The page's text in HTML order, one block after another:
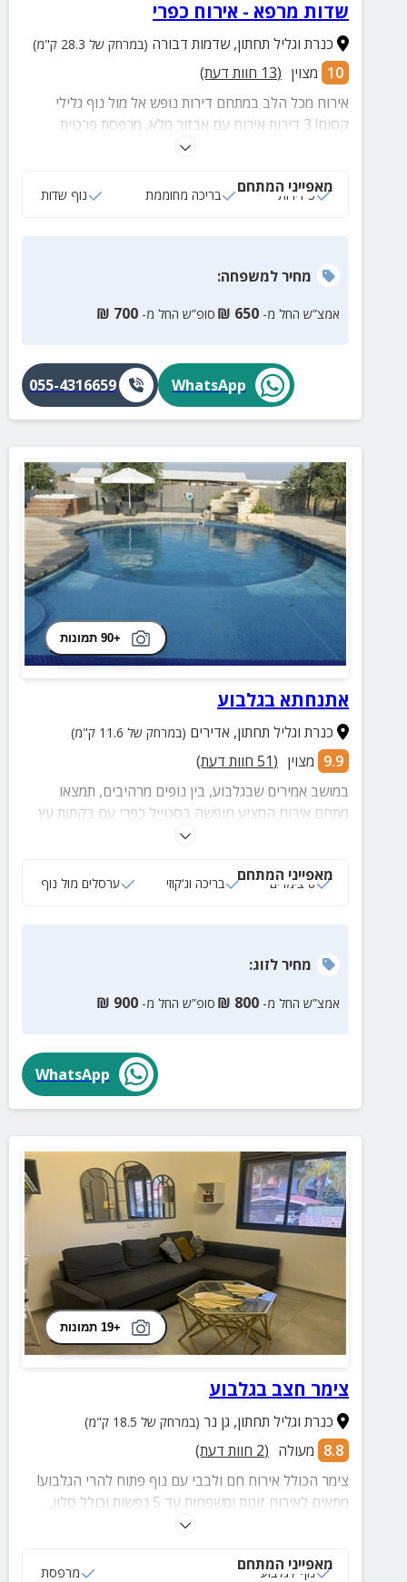
שדות מרפא - אירוח כפרי
כנרת וגליל תחתון,שדמות דבורה (במרחק של 28.3 ק"מ)
10 מצוין (
13 חוות דעת)
אירוח מכל הלב במתחם דירות נופש אל מול נוף גלילי
קסום! 3 דירות אירוח עם אבזור מלא, מרפסת פרטית
ומתחם חוץ עם בריכה מגודרת, ריהוט גן, מיטות שיזוף,
מאפייני המתחם
3 דירות בריכה מחוממת נוף שדות
מחירלמשפחה:
אמצ”ש החל מ- 650
₪ סופ”ש החל מ- 700
₪
WhatsApp
055-4316659
+90 תמונות
אתנחתא בגלבוע
כנרת וגליל תחתון, אדירים (במרחק של 11.6 ק"מ)
9.9 מצוין (
51 חוות דעת)
במושב אמירים שבגלבוע, בין נופים מרהיבים, תמצאו
מתחם אירוח המציע חופשה בסטייל כפרי עם בקתות עץ
מוקפדות, חצר גדולה עם בריכה גדולה וצוננת, עמדת
מאפייני המתחם
8 צימרים בריכה וג‘קוזי ערסלים מול נוף
מחירלזוג:
אמצ”ש החל מ- 800
₪ סופ”ש החל מ- 900
₪
WhatsApp
+19 תמונות
צימר חצב בגלבוע
כנרת וגליל תחתון, גן נר (במרחק של 18.5 ק"מ)
8.8 מעולה (
2 חוות דעת)
צימר הכולל אירוח חם ולבבי עם נוף פתוח להרי הגלבוע!
מתאים לאירוח זוגות ומשפחות עד 5 נפשות וכולל סלון,
חדר שינה זוגי, מטבחון מאובזר, מרפסת נוף ועוד.
מאפייני המתחם
נוף לגלבוע מרפסת